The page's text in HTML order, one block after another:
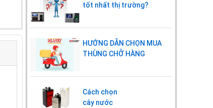
tốt nhất thị trường?
HƯỚNG DẪN CHỌN MUA
THÙNG CHỞ HÀNG
Cách chọn
cây nước